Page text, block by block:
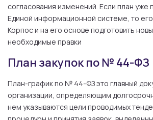
согласования изменений. Если план уже
Единой информационной системе, то
Корпос и на его основе подготовить
необходимые правки
План закупок по № 44-ФЗ
План-график по № 44-ФЗ это главный
организации, определяющим
нем указываются цели проводимых